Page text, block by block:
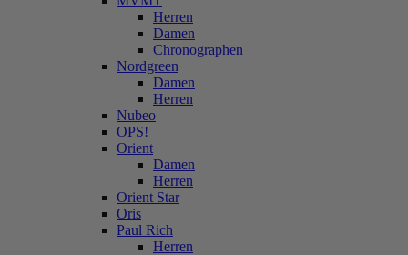
Herren
Damen
Chronographen
Nordgreen
Damen
Herren
Nubeo
OPS!
Orient
Damen
Herren
Orient Star
Oris
Paul Rich
Herren